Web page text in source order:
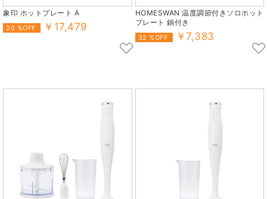
象印 ホットプレート A
20 %OFF ￥17,479
HOMESWAN 温度調節付きソロホット
プレート 鍋付き
32 %OFF ￥7,383